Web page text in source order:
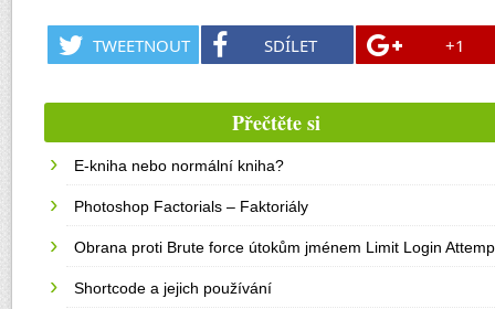
TWEETNOUT SDÍLET +1
Přečtěte si
E-kniha nebo normální kniha?
Photoshop Factorials – Faktoriály
Obrana proti Brute force útokům jménem Limit Login
Shortcode a jejich používání